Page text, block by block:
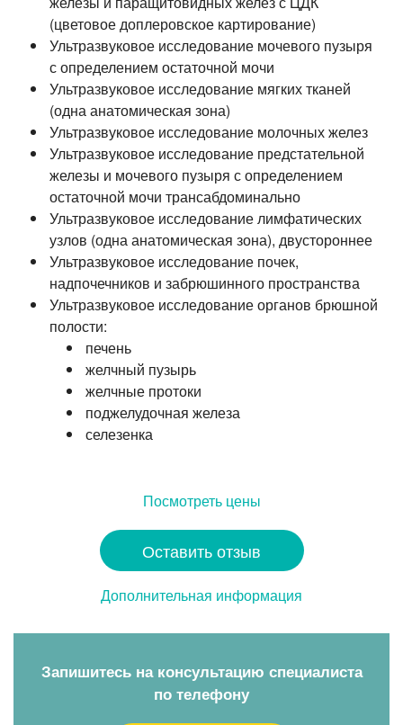
(цветовое доплеровское картирование)
Ультразвуковое исследование мочевого пузыря
с определением остаточной мочи
Ультразвуковое исследование мягких тканей
(одна анатомическая зона)
Ультразвуковое исследование молочных желез
Ультразвуковое исследование предстательной
железы и мочевого пузыря с определением
остаточной мочи трансабдоминально
Ультразвуковое исследование лимфатических
узлов (одна анатомическая зона), двустороннее
Ультразвуковое исследование почек,
надпочечников и забрюшинного пространства
Ультразвуковое исследование органов брюшной
полости:
печень
желчный пузырь
желчные протоки
поджелудочная железа
селезенка
Посмотреть цены
Оставить отзыв
Дополнительная информация
Запишитесь на консультацию специалиста
по телефону